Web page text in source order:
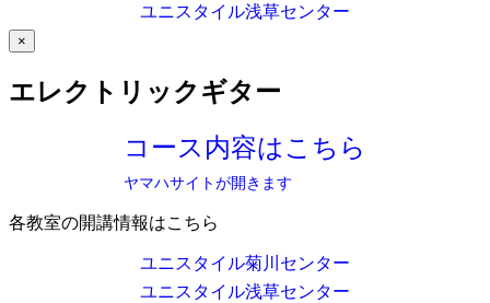
ユニスタイル浅草センター
×
エレクトリックギター
コース内容はこちら
ヤマハサイトが開きます
各教室の開講情報はこちら
ユニスタイル菊川センター
ユニスタイル浅草センター